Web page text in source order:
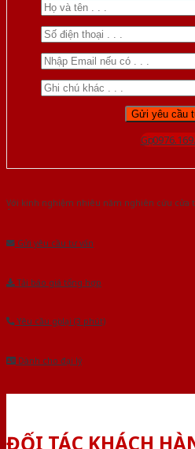
Gọi
Với kinh nghiệm nhiêu năm nghiên cứu cửa
Âu.Chúng tôi tự tin là nhà sản xuất & cung
Gửi yêu cầu tư vấn
Tải báo giá tổng hợp
Yêu cầu gọi lại (3 phút)
Dành cho đại lý
ĐỐI TÁC KHÁCH